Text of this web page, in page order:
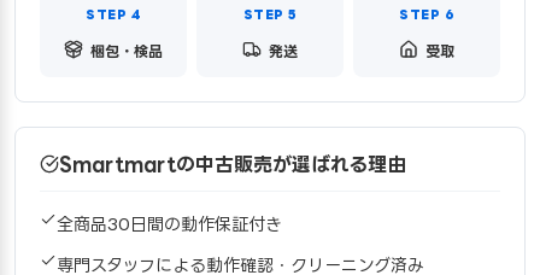
梱包・検品 発送 受取
Smartmartの中古販売が選ばれる理由
全商品30日間の動作保証付き
専門スタッフによる動作確認・クリーニング済み